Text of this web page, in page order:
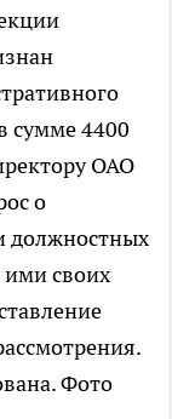
сумме 4400
ОАО
о
должностных
своих
Фото